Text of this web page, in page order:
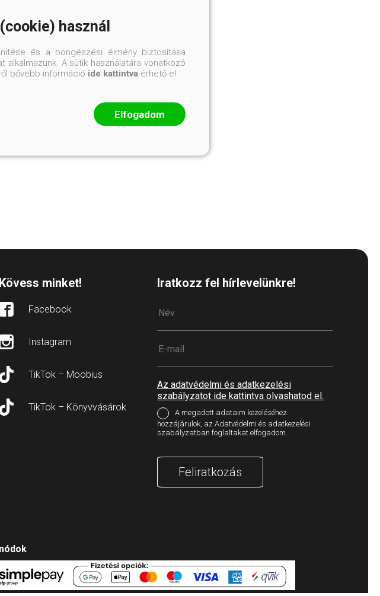
Kövess minket!
Facebook
Instagram
TikTok – Moobius
TikTok – Könyvvásárok
Iratkozz fel hírlevelünkre!
Az adatvédelmi és adatkezelési
szabályzatot ide kattintva olvashatod el.
A megadott adataim kezeléséhez
hozzájárulok, az Adatvédelmi és adatkezelési
szabályzatban foglaltakat elfogadom.
Feliratkozás
használ
és a böngészési élmény biztosítása
A sütik használatára vonatkozó
bővebb információ ide kattintva érhető el.
Elfogadom